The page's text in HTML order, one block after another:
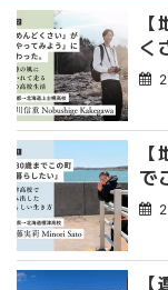
く
た
で
み